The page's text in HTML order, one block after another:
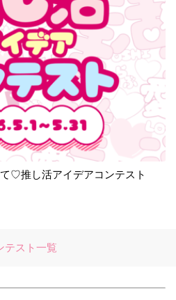
♡推し活アイデアコンテスト
テスト一覧